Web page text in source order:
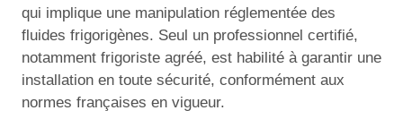
qui implique une manipulation réglementée des
fluides frigorigènes. Seul un professionnel certifié,
notamment frigoriste agréé, est habilité à garantir une
installation en toute sécurité, conformément aux
normes françaises en vigueur.